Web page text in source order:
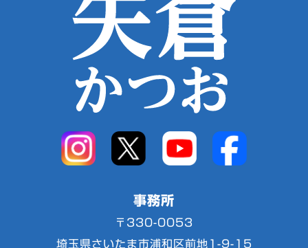
事務所
〒330-0053
埼玉県さいたま市浦和区前地1-9-15